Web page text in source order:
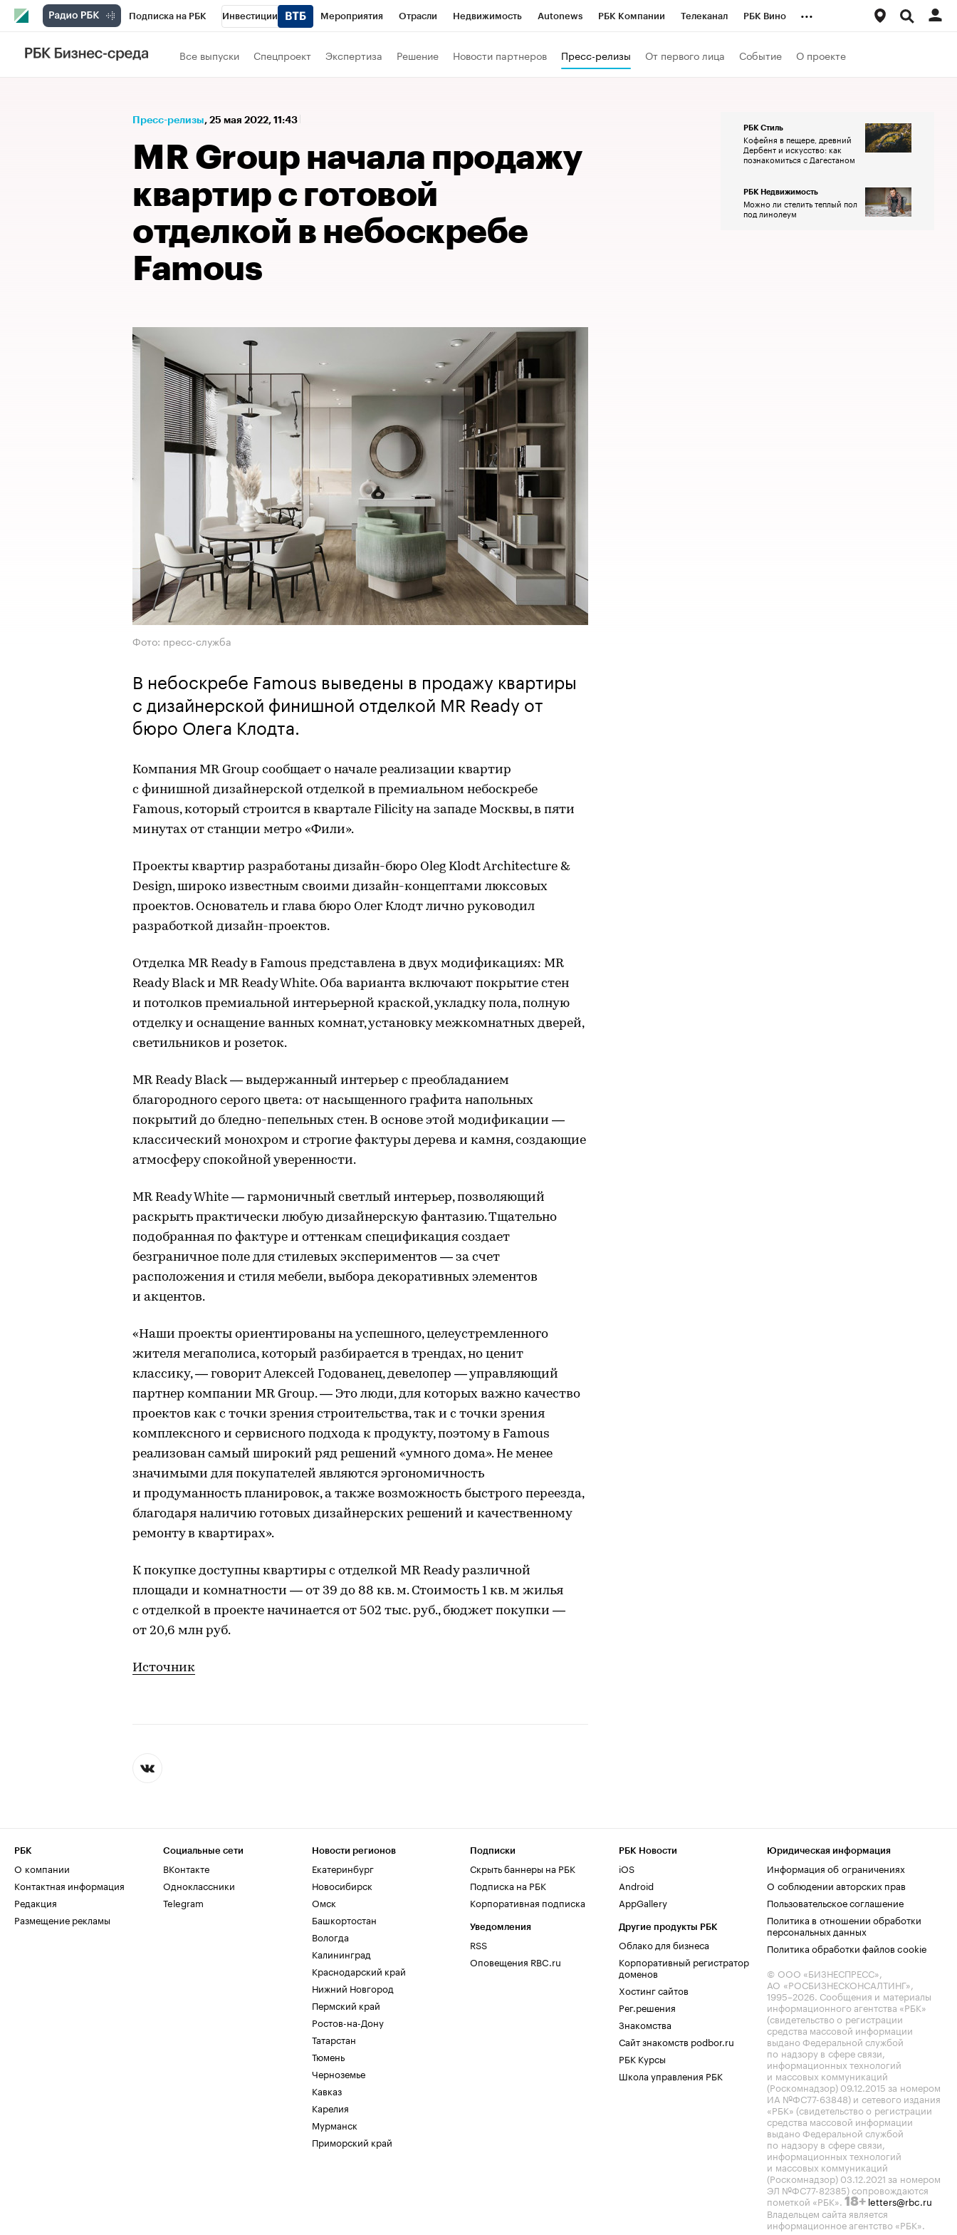
Подписка на РБК Инвестиции Мероприятия Отрасли Недвижимость Autonews РБК Компании Телеканал РБК Вино
Спорт
Технологии и медиа
...
Все выпуски Спецпроект Экспертиза Решение Новости партнеров Пресс-релизы От первого лица Событие О проекте
Пресс-релизы⁠, 25 мая 2022, 11:43
MR Group начала продажу
квартир c готовой
отделкой в небоскребе
Famous
Фото: пресс-служба
В небоскребе Famous выведены в продажу квартиры
с дизайнерской финишной отделкой MR Ready от
бюро Олега Клодта.
Компания MR Group сообщает о начале реализации квартир
с финишной дизайнерской отделкой в премиальном небоскребе
Famous, который строится в квартале Filicity на западе Москвы, в пяти
минутах от станции метро «Фили».
Проекты квартир разработаны дизайн-бюро Oleg Klodt Architecture &
Design, широко известным своими дизайн-концептами люксовых
проектов. Основатель и глава бюро Олег Клодт лично руководил
разработкой дизайн-проектов.
Отделка MR Ready в Famous представлена в двух модификациях: MR
Ready Black и MR Ready White. Оба варианта включают покрытие стен
и потолков премиальной интерьерной краской, укладку пола, полную
отделку и оснащение ванных комнат, установку межкомнатных дверей,
светильников и розеток.
MR Ready Black — выдержанный интерьер с преобладанием
благородного серого цвета: от насыщенного графита напольных
покрытий до бледно-пепельных стен. В основе этой модификации —
классический монохром и строгие фактуры дерева и камня, создающие
атмосферу спокойной уверенности.
MR Ready White — гармоничный светлый интерьер, позволяющий
раскрыть практически любую дизайнерскую фантазию. Тщательно
подобранная по фактуре и оттенкам спецификация создает
безграничное поле для стилевых экспериментов — за счет
расположения и стиля мебели, выбора декоративных элементов
и акцентов.
«Наши проекты ориентированы на успешного, целеустремленного
жителя мегаполиса, который разбирается в трендах, но ценит
классику, — говорит Алексей Годованец, девелопер — управляющий
партнер компании MR Group. — Это люди, для которых важно качество
проектов как с точки зрения строительства, так и с точки зрения
комплексного и сервисного подхода к продукту, поэтому в Famous
реализован самый широкий ряд решений «умного дома». Не менее
значимыми для покупателей являются эргономичность
и продуманность планировок, а также возможность быстрого переезда,
благодаря наличию готовых дизайнерских решений и качественному
ремонту в квартирах».
К покупке доступны квартиры с отделкой MR Ready различной
площади и комнатности — от 39 до 88 кв. м. Стоимость 1 кв. м жилья
с отделкой в проекте начинается от 502 тыс. руб., бюджет покупки —
от 20,6 млн руб.
Источник
РБК Стиль
Кофейня в пещере, древний
Дербент и искусство: как
познакомиться с Дагестаном
РБК Недвижимость
Можно ли стелить теплый пол
под линолеум
РБК
О компании
Контактная информация
Редакция
Размещение рекламы
Социальные сети
ВКонтакте
Одноклассники
Telegram
Новости регионов
Екатеринбург
Новосибирск
Омск
Башкортостан
Вологда
Калининград
Краснодарский край
Нижний Новгород
Пермский край
Ростов-на-Дону
Татарстан
Тюмень
Черноземье
Кавказ
Карелия
Мурманск
Приморский край
Подписки
Скрыть баннеры на РБК
Подписка на РБК
Корпоративная подписка
Уведомления
RSS
Оповещения RBC.ru
РБК Новости
iOS
Android
AppGallery
Другие продукты РБК
Облако для бизнеса
Корпоративный регистратор
доменов
Хостинг сайтов
Рег.решения
Знакомства
Сайт знакомств podbor.ru
РБК Курсы
Школа управления РБК
Юридическая информация
Информация об ограничениях
О соблюдении авторских прав
Пользовательское соглашение
Политика в отношении обработки
персональных данных
Политика обработки файлов cookie
© ООО «БИЗНЕСПРЕСС»,
АО «РОСБИЗНЕСКОНСАЛТИНГ»,
1995–2026. Сообщения и материалы
информационного агентства «РБК»
(свидетельство о регистрации
средства массовой информации
выдано Федеральной службой
по надзору в сфере связи,
информационных технологий
и массовых коммуникаций
(Роскомнадзор) 09.12.2015 за номером
ИА №ФС77-63848) и сетевого издания
«РБК» (свидетельство о регистрации
средства массовой информации
выдано Федеральной службой
по надзору в сфере связи,
информационных технологий
и массовых коммуникаций
(Роскомнадзор) 03.12.2021 за номером
ЭЛ №ФС77-82385) сопровождаются
пометкой «РБК». 18+ letters@rbc.ru
Владельцем сайта является
информационное агентство «РБК».